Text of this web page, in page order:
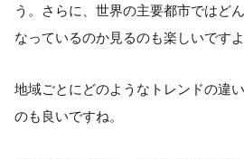
う。さらに、世界の主要都市ではど
なっているのか見るのも楽しいですよ
地域ごとにどのようなトレンドの違
のも良いですね。